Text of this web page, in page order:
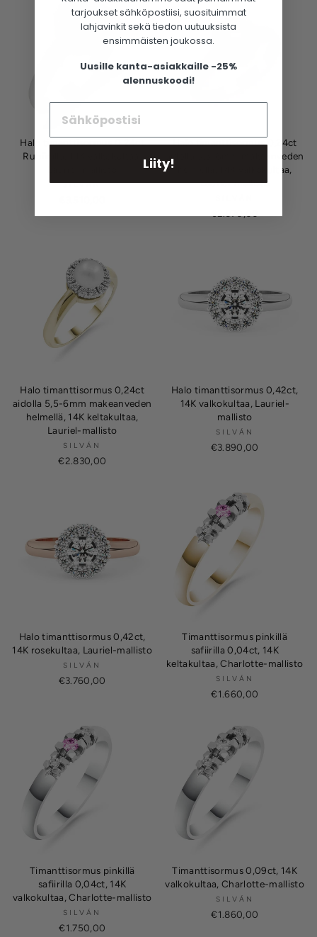
Halo timanttisormus 0,24ct
Rubiinilla, 14K valkokultaa,
SILVÁN
Halo timanttisormus 0,24ct
aidolla 5,5-6mm makeanveden
helmellä, 14K valkokultaa,
Lauriel-mallisto
Halo timanttisormus 0,24ct
aidolla 5,5-6mm makeanveden
helmellä, 14K keltakultaa,
Lauriel-mallisto
SILVÁN
€2.830,00
Halo timanttisormus 0,42ct,
14K valkokultaa, Lauriel-
mallisto
SILVÁN
€3.890,00
Halo timanttisormus 0,42ct,
14K rosekultaa, Lauriel-mallisto
SILVÁN
€3.760,00
Timanttisormus pinkillä
safiirilla 0,04ct, 14K
keltakultaa, Charlotte-mallisto
SILVÁN
€1.660,00
Timanttisormus pinkillä
safiirilla 0,04ct, 14K
valkokultaa, Charlotte-mallisto
SILVÁN
€1.750,00
Timanttisormus 0,09ct, 14K
valkokultaa, Charlotte-mallisto
SILVÁN
€1.860,00
tarjoukset sähköpostiisi, suosituimmat
lahjavinkit sekä tiedon uutuuksista
ensimmäisten joukossa.
Uusille kanta-asiakkaille -25%
alennuskoodi!
Liity!